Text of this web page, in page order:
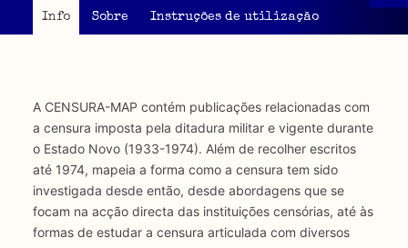
Info Sobre Instruções de utilização
A CENSURA-MAP contém publicações relacionadas com
a censura imposta pela ditadura militar e vigente durante
o Estado Novo (1933-1974). Além de recolher escritos
até 1974, mapeia a forma como a censura tem sido
investigada desde então, desde abordagens que se
focam na acção directa das instituições censórias, até às
formas de estudar a censura articulada com diversos